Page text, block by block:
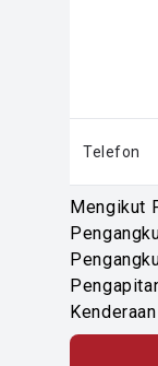
Telefon
Mengikut